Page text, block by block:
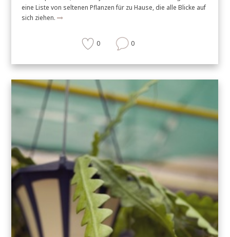
eine Liste von seltenen Pflanzen für zu Hause, die alle Blicke auf
sich ziehen.
0 0